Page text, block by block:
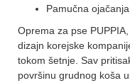
Pamučna
Oprema za pse
dizajn korejske
tokom šetnje. Sav
površinu grudnog koša